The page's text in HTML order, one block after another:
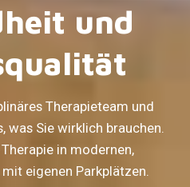
und
Therapieteam und
was Sie wirklich brauchen.
in modernen,
eigenen Parkplätzen.